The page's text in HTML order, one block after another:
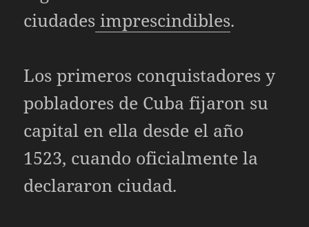
ciudades imprescindibles.
Los primeros conquistadores y
pobladores de Cuba fijaron su
capital en ella desde el año
1523, cuando oficialmente la
declararon ciudad.